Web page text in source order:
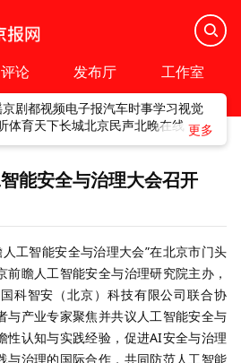
评论 发布厅 工作室
京剧都视频电子报汽车时事学习视觉
体育天下长城北京民声北晚在线
能安全与治理大会召开
工智能安全与治理大会”在北京市门头
瞻人工智能安全与治理研究院主办，
科智安（北京）科技有限公司联合协
与产业专家聚焦并共议人工智能安全与
性认知与实践经验，促进AI安全与治理
与治理的国际合作，共同防范人工智能